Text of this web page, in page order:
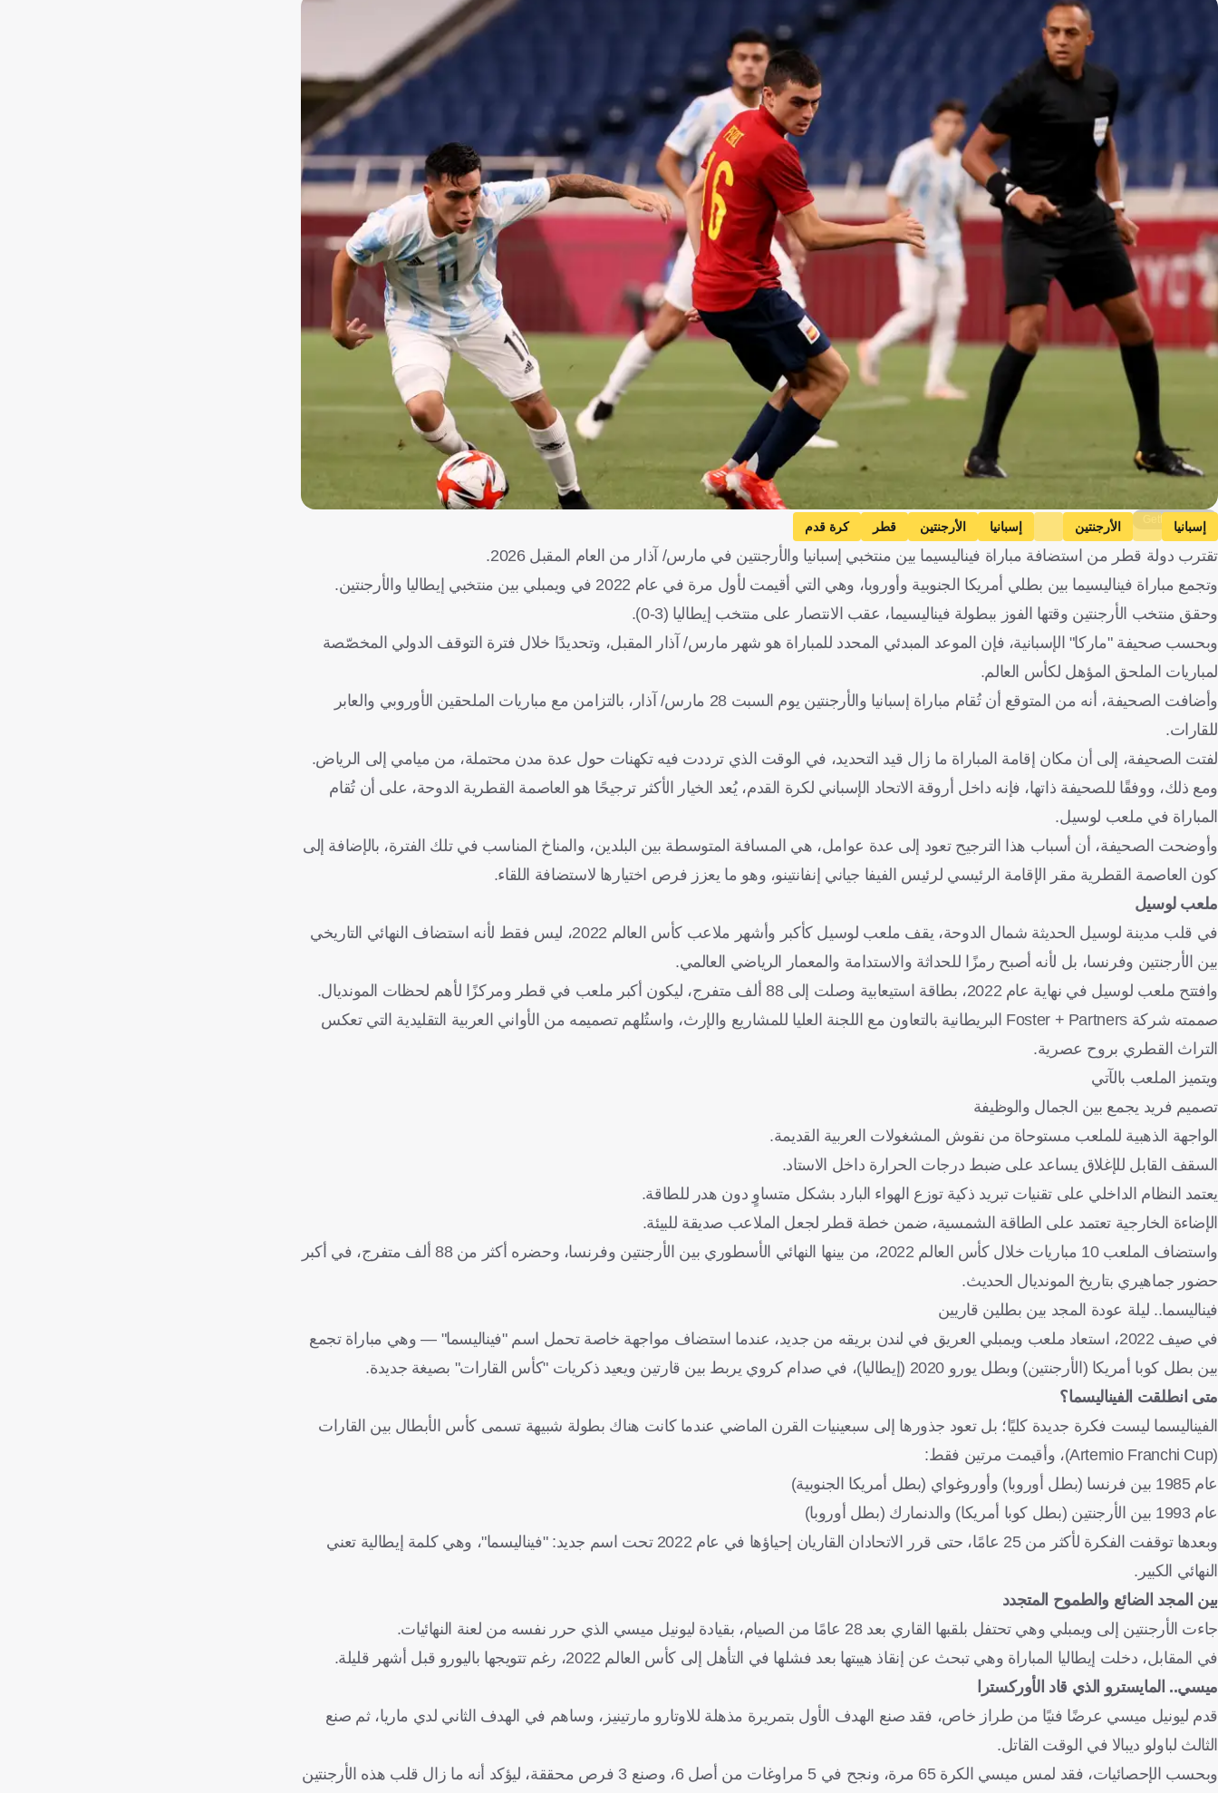
Getty Images
إسبانيا الأرجنتين إسبانيا الأرجنتين قطر كرة قدم
تقترب دولة قطر من استضافة مباراة فيناليسيما بين منتخبي إسبانيا والأرجنتين في مارس/ آذار من العام المقبل 2026.
وتجمع مباراة فيناليسيما بين بطلي أمريكا الجنوبية وأوروبا، وهي التي أقيمت لأول مرة في عام 2022 في ويمبلي بين منتخبي إيطاليا والأرجنتين.
وحقق منتخب الأرجنتين وقتها الفوز ببطولة فيناليسيما، عقب الانتصار على منتخب إيطاليا (3-0).
وبحسب صحيفة "ماركا" الإسبانية، فإن الموعد المبدئي المحدد للمباراة هو شهر مارس/ آذار المقبل، وتحديدًا خلال فترة التوقف الدولي المخصّصة
لمباريات الملحق المؤهل لكأس العالم.
وأضافت الصحيفة، أنه من المتوقع أن تُقام مباراة إسبانيا والأرجنتين يوم السبت 28 مارس/ آذار، بالتزامن مع مباريات الملحقين الأوروبي والعابر
للقارات.
لفتت الصحيفة، إلى أن مكان إقامة المباراة ما زال قيد التحديد، في الوقت الذي ترددت فيه تكهنات حول عدة مدن محتملة، من ميامي إلى الرياض.
ومع ذلك، ووفقًا للصحيفة ذاتها، فإنه داخل أروقة الاتحاد الإسباني لكرة القدم، يُعد الخيار الأكثر ترجيحًا هو العاصمة القطرية الدوحة، على أن تُقام
المباراة في ملعب لوسيل.
وأوضحت الصحيفة، أن أسباب هذا الترجيح تعود إلى عدة عوامل، هي المسافة المتوسطة بين البلدين، والمناخ المناسب في تلك الفترة، بالإضافة إلى
كون العاصمة القطرية مقر الإقامة الرئيسي لرئيس الفيفا جياني إنفانتينو، وهو ما يعزز فرص اختيارها لاستضافة اللقاء.
ملعب لوسيل
في قلب مدينة لوسيل الحديثة شمال الدوحة، يقف ملعب لوسيل كأكبر وأشهر ملاعب كأس العالم 2022، ليس فقط لأنه استضاف النهائي التاريخي
بين الأرجنتين وفرنسا، بل لأنه أصبح رمزًا للحداثة والاستدامة والمعمار الرياضي العالمي.
وافتتح ملعب لوسيل في نهاية عام 2022، بطاقة استيعابية وصلت إلى 88 ألف متفرج، ليكون أكبر ملعب في قطر ومركزًا لأهم لحظات المونديال.
صممته شركة Foster + Partners البريطانية بالتعاون مع اللجنة العليا للمشاريع والإرث، واستُلهم تصميمه من الأواني العربية التقليدية التي تعكس
التراث القطري بروح عصرية.
ويتميز الملعب بالآتي
تصميم فريد يجمع بين الجمال والوظيفة
الواجهة الذهبية للملعب مستوحاة من نقوش المشغولات العربية القديمة.
السقف القابل للإغلاق يساعد على ضبط درجات الحرارة داخل الاستاد.
يعتمد النظام الداخلي على تقنيات تبريد ذكية توزع الهواء البارد بشكل متساوٍ دون هدر للطاقة.
الإضاءة الخارجية تعتمد على الطاقة الشمسية، ضمن خطة قطر لجعل الملاعب صديقة للبيئة.
واستضاف الملعب 10 مباريات خلال كأس العالم 2022، من بينها النهائي الأسطوري بين الأرجنتين وفرنسا، وحضره أكثر من 88 ألف متفرج، في أكبر
حضور جماهيري بتاريخ المونديال الحديث.
فيناليسما.. ليلة عودة المجد بين بطلين قاريين
في صيف 2022، استعاد ملعب ويمبلي العريق في لندن بريقه من جديد، عندما استضاف مواجهة خاصة تحمل اسم "فيناليسما" — وهي مباراة تجمع
بين بطل كوبا أمريكا (الأرجنتين) وبطل يورو 2020 (إيطاليا)، في صدام كروي يربط بين قارتين ويعيد ذكريات "كأس القارات" بصيغة جديدة.
متى انطلقت الفيناليسما؟
الفيناليسما ليست فكرة جديدة كليًا؛ بل تعود جذورها إلى سبعينيات القرن الماضي عندما كانت هناك بطولة شبيهة تسمى كأس الأبطال بين القارات
(Artemio Franchi Cup)، وأقيمت مرتين فقط:
عام 1985 بين فرنسا (بطل أوروبا) وأوروغواي (بطل أمريكا الجنوبية)
عام 1993 بين الأرجنتين (بطل كوبا أمريكا) والدنمارك (بطل أوروبا)
وبعدها توقفت الفكرة لأكثر من 25 عامًا، حتى قرر الاتحادان القاريان إحياؤها في عام 2022 تحت اسم جديد: "فيناليسما"، وهي كلمة إيطالية تعني
النهائي الكبير.
بين المجد الضائع والطموح المتجدد
جاءت الأرجنتين إلى ويمبلي وهي تحتفل بلقبها القاري بعد 28 عامًا من الصيام، بقيادة ليونيل ميسي الذي حرر نفسه من لعنة النهائيات.
في المقابل، دخلت إيطاليا المباراة وهي تبحث عن إنقاذ هيبتها بعد فشلها في التأهل إلى كأس العالم 2022، رغم تتويجها باليورو قبل أشهر قليلة.
ميسي.. المايسترو الذي قاد الأوركسترا
قدم ليونيل ميسي عرضًا فنيًا من طراز خاص، فقد صنع الهدف الأول بتمريرة مذهلة للاوتارو مارتينيز، وساهم في الهدف الثاني لدي ماريا، ثم صنع
الثالث لباولو ديبالا في الوقت القاتل.
وبحسب الإحصائيات، فقد لمس ميسي الكرة 65 مرة، ونجح في 5 مراوغات من أصل 6، وصنع 3 فرص محققة، ليؤكد أنه ما زال قلب هذه الأرجنتين